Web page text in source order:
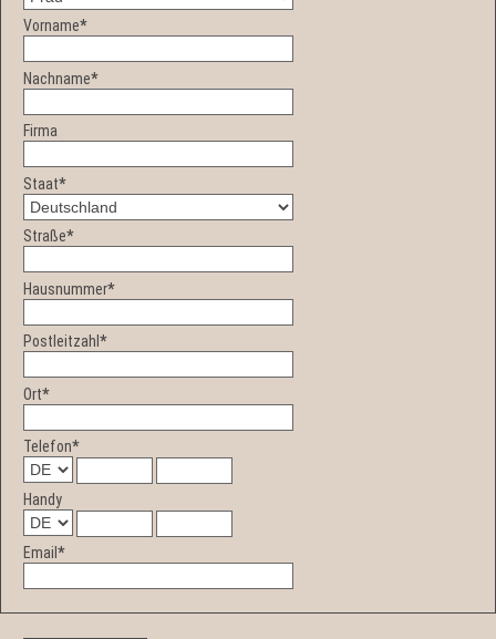
Vorname*
Nachname*
Firma
Staat*
Straße*
Hausnummer*
Postleitzahl *
Ort*
Telefon*
Handy
Email *